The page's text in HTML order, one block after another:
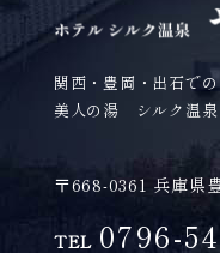
関西・豊岡・出石で
美人の湯 シルク温泉
〒668-0361 兵庫県
TEL 0796-